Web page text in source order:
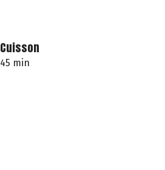
Cuisson
45 min